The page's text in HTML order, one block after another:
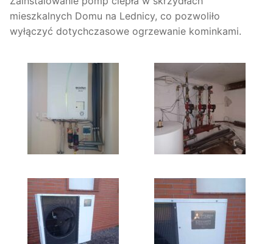
mieszkalnych Domu na Lednicy, co pozwoliło
wyłączyć dotychczasowe ogrzewanie kominkami.